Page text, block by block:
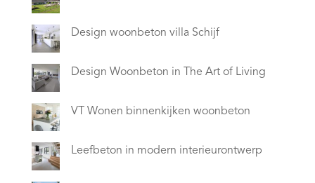
Design woonbeton villa Schijf
Design Woonbeton in The Art of Living
VT Wonen binnenkijken woonbeton
Leefbeton in modern interieurontwerp